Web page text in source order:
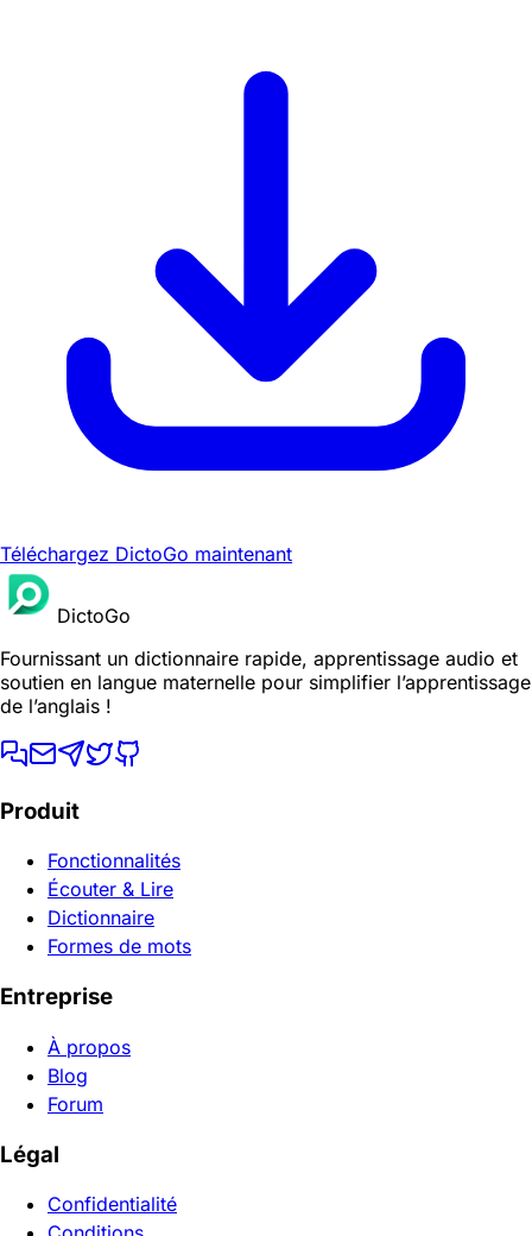
Téléchargez DictoGo maintenant
DictoGo
Fournissant un dictionnaire rapide, apprentissage audio et
soutien en langue maternelle pour simplifier l’apprentissage
de l’anglais !
Produit
Fonctionnalités
Écouter & Lire
Dictionnaire
Formes de mots
Entreprise
À propos
Blog
Forum
Légal
Confidentialité